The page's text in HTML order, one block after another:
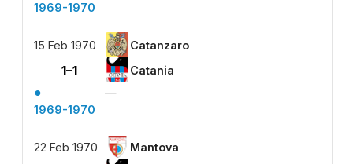
1969-1970
15 Feb 1970 Catanzaro
1–1 Catania
●
—
1969-1970
22 Feb 1970 Mantova